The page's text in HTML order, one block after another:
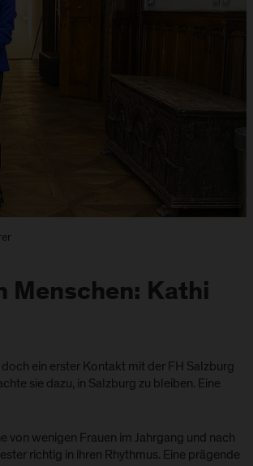
Menschen: Kathi
ein erster Kontakt mit der FH Salzburg
sie dazu, in Salzburg zu bleiben. Eine
von wenigen Frauen im Jahrgang und nach
richtig in ihren Rhythmus. Eine prägende